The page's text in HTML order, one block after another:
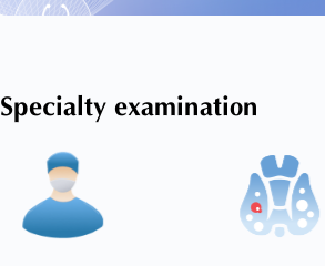
Specialty examination